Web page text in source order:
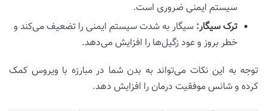
سیستم ایمنی ضروری است.
ترک سیگار: سیگار به شدت سیستم ایمنی را تضعیف می‌کند و
خطر بروز و عود زگیل‌ها را افزایش می‌دهد.
توجه به این نکات می‌تواند به بدن شما در مبارزه با ویروس کمک
کرده و شانس موفقیت درمان را افزایش دهد.